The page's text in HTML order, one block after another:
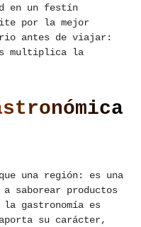
en un festín
por la mejor
antes de viajar:
multiplica la
una región: es una
saborear productos
gastronomía es
su carácter,